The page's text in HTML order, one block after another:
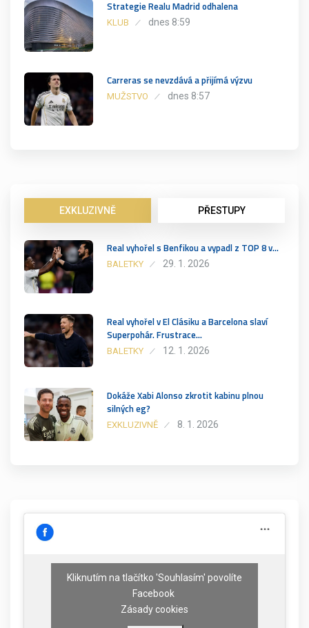
Strategie Realu Madrid odhalena
KLUB dnes 8:59
Carreras se nevzdává a přijímá výzvu
MUŽSTVO dnes 8:57
EXKLUZIVNĚ PŘESTUPY
Real vyhořel s Benfikou a vypadl z TOP 8 v…
BALETKY 29. 1. 2026
Real vyhořel v El Clásiku a Barcelona slaví
Superpohár. Frustrace…
BALETKY 12. 1. 2026
Dokáže Xabi Alonso zkrotit kabinu plnou
silných eg?
EXKLUZIVNĚ 8. 1. 2026
Kliknutím na tlačítko 'Souhlasím' povolíte
Facebook
Zásady cookies